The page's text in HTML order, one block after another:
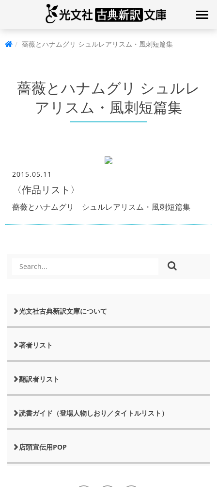
薔薇とハナムグリ シュルレアリスム・風刺短篇集
薔薇とハナムグリ シュルレ
アリスム・風刺短篇集
2015.05.11
〈作品リスト〉
薔薇とハナムグリ シュルレアリスム・風刺短篇集
光文社古典新訳文庫について
著者リスト
翻訳者リスト
読書ガイド（登場人物しおり／タイトルリスト）
店頭宣伝用POP